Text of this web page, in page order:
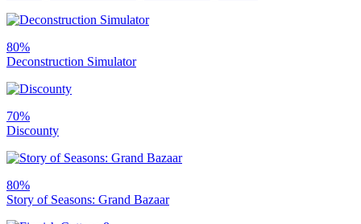
80%
Deconstruction Simulator
70%
Discounty
80%
Story of Seasons: Grand Bazaar